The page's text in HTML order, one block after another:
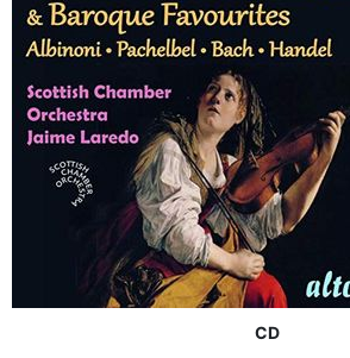
CD